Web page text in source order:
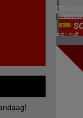
3
BELGIË
SPANJE
1
4
22/04/